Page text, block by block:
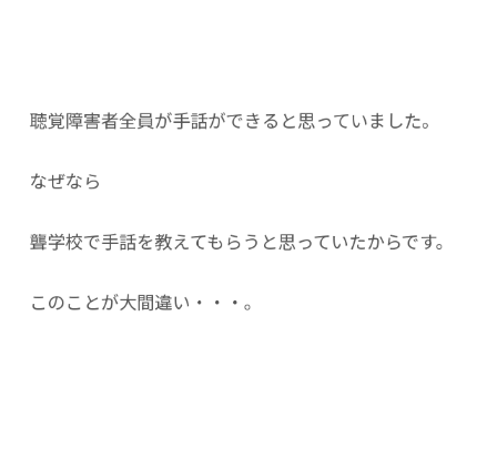
聴覚障害者全員が手話ができると思っていました。
なぜなら
聾学校で手話を教えてもらうと思っていたからです。
このことが大間違い・・・。